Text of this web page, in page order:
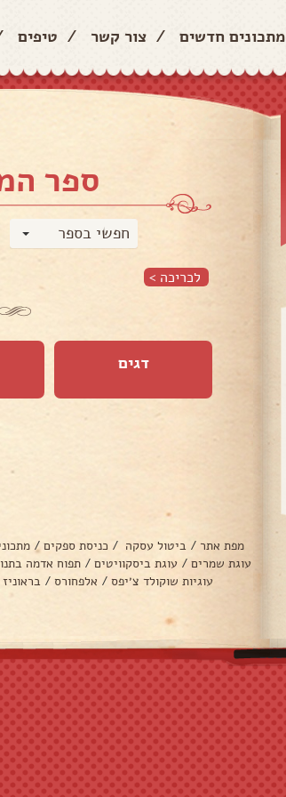
מתכונים חדשים / צור קשר / טיפים
ספר
חפשי בספר
לכריכה >
דגים
מפת אתר / ביטול עסקה / כניסת ספקים /
עוגת שמרים / עוגת ביסקוויטים / תפוח אדמה
עוגיות שוקולד צ׳יפס / אלפחורס / בראוניז